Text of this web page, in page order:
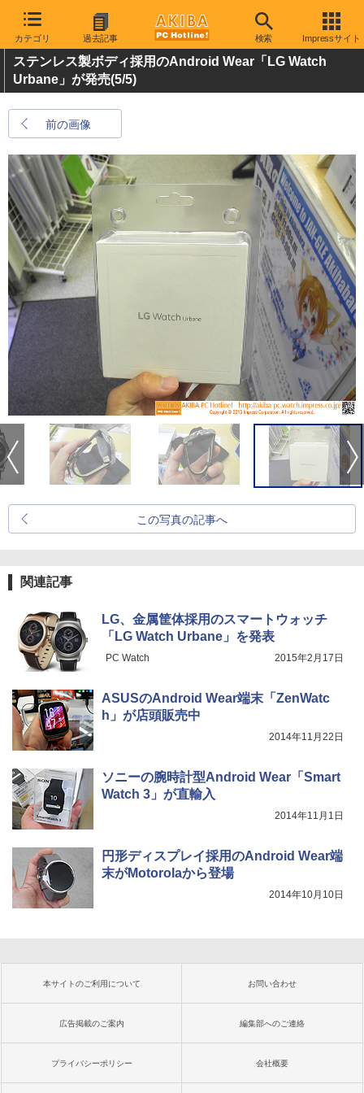
カテゴリ 過去記事 検索 Impressサイト
ステンレス製ボディ採用のAndroid Wear「LG Watch
Urbane」が発売(5/5)
前の画像
この写真の記事へ
関連記事
LG、金属筐体採用のスマートウォッチ
「LG Watch Urbane」を発表
PC Watch 2015年2月17日
ASUSのAndroid Wear端末「ZenWatc
h」が店頭販売中
2014年11月22日
ソニーの腕時計型Android Wear「Smart
Watch 3」が直輸入
2014年11月1日
円形ディスプレイ採用のAndroid Wear端
末がMotorolaから登場
2014年10月10日
本サイトのご利用について お問い合わせ
広告掲載のご案内 編集部へのご連絡
プライバシーポリシー 会社概要